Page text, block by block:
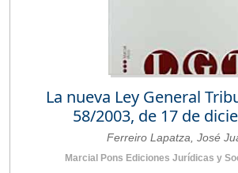
La nueva Ley General
58/2003, de 17 de
Ferreiro Lapatza, José
Marcial Pons Ediciones Jurídicas y